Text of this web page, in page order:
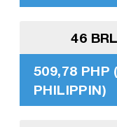
46
509,78 PHP
PHILIPPIN)